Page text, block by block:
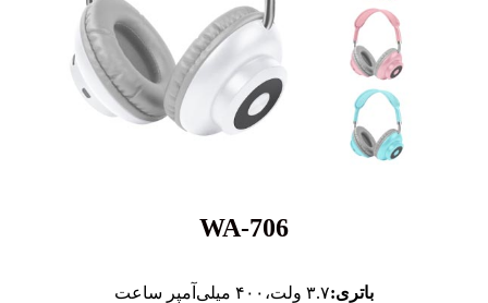
WA-706
باتری:۳.۷ ولت، ۴۰۰ میلی‌آمپر ساعت